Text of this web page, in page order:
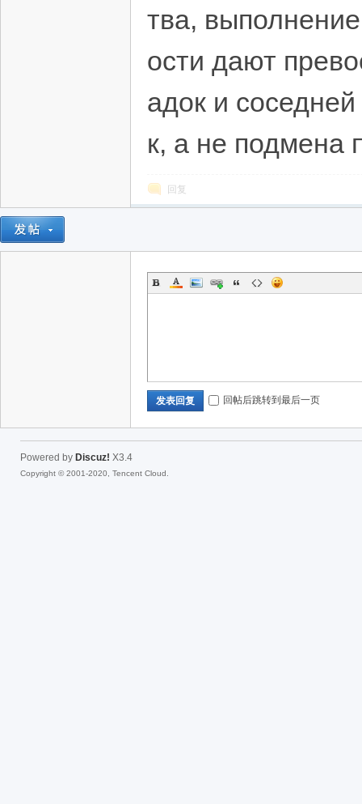
тва,
ости дают
адок и
к, а не подмена
回复
发表回复 回帖后跳转到最后一页
Powered by Discuz! X3.4
Copyright © 2001-2020, Tencent Cloud.